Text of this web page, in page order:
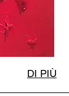
DI PIÙ